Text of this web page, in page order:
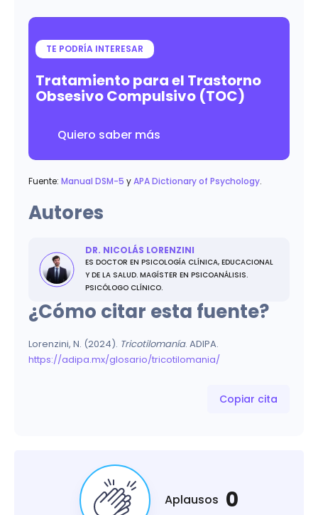
TE PODRÍA INTERESAR
Tratamiento para el Trastorno
Obsesivo Compulsivo (TOC)
Quiero saber más
Fuente: Manual DSM-5 yAPA Dictionary of Psychology.
Autores
DR. NICOLÁS LORENZINI
ES DOCTOR EN PSICOLOGÍA CLÍNICA, EDUCACIONAL
Y DE LA SALUD. MAGÍSTER EN PSICOANÁLISIS.
PSICÓLOGO CLÍNICO.
¿Cómo citar esta fuente?
Lorenzini, N. (2024). Tricotilomanía. ADIPA.
https://adipa.mx/glosario/tricotilomania/
Copiar cita
Aplausos 0